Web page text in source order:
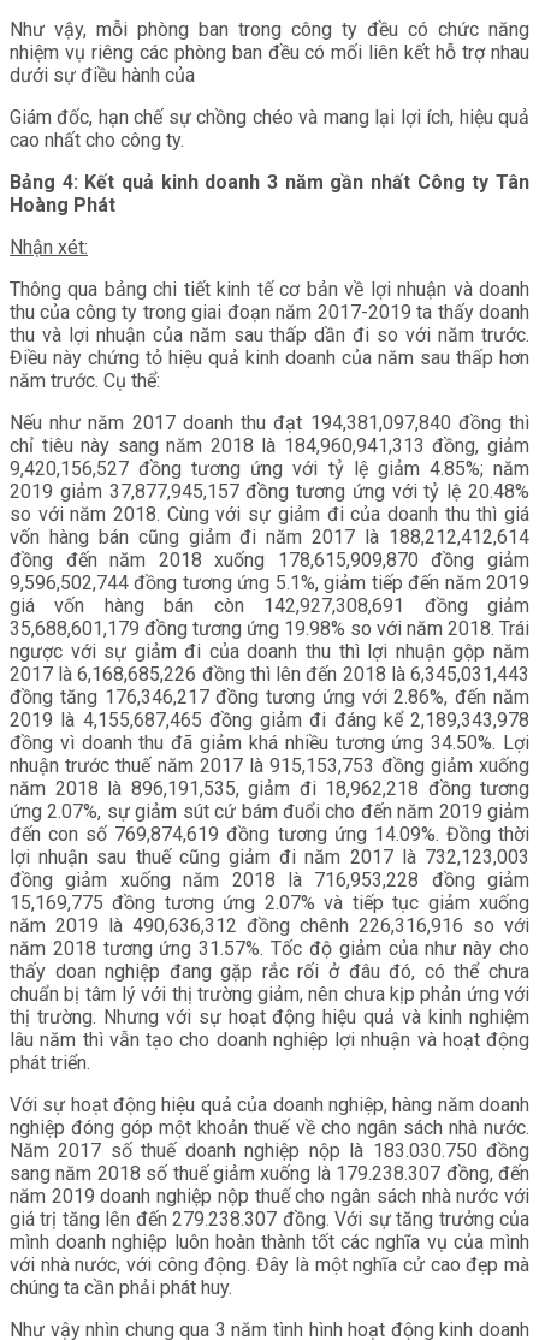
Như vậy, mỗi phòng ban trong công ty đều có chức năng
nhiệm vụ riêng các phòng ban đều có mối liên kết hỗ trợ nhau
dưới sự điều hành của
Giám đốc, hạn chế sự chồng chéo và mang lại lợi ích, hiệu quả
cao nhất cho công ty.
Bảng 4: Kết quả kinh doanh 3 năm gần nhất Công ty Tân
Hoàng Phát
Nhận xét:
Thông qua bảng chi tiết kinh tế cơ bản về lợi nhuận và doanh
thu của công ty trong giai đoạn năm 2017-2019 ta thấy doanh
thu và lợi nhuận của năm sau thấp dần đi so với năm trước.
Điều này chứng tỏ hiệu quả kinh doanh của năm sau thấp hơn
năm trước. Cụ thể:
Nếu như năm 2017 doanh thu đạt 194,381,097,840 đồng thì
chỉ tiêu này sang năm 2018 là 184,960,941,313 đồng, giảm
9,420,156,527 đồng tương ứng với tỷ lệ giảm 4.85%; năm
2019 giảm 37,877,945,157 đồng tương ứng với tỷ lệ 20.48%
so với năm 2018. Cùng với sự giảm đi của doanh thu thì giá
vốn hàng bán cũng giảm đi năm 2017 là 188,212,412,614
đồng đến năm 2018 xuống 178,615,909,870 đồng giảm
9,596,502,744 đồng tương ứng 5.1%, giảm tiếp đến năm 2019
giá vốn hàng bán còn 142,927,308,691 đồng giảm
35,688,601,179 đồng tương ứng 19.98% so với năm 2018. Trái
ngược với sự giảm đi của doanh thu thì lợi nhuận gộp năm
2017 là 6,168,685,226 đồng thì lên đến 2018 là 6,345,031,443
đồng tăng 176,346,217 đồng tương ứng với 2.86%, đến năm
2019 là 4,155,687,465 đồng giảm đi đáng kể 2,189,343,978
đồng vì doanh thu đã giảm khá nhiều tương ứng 34.50%. Lợi
nhuận trước thuế năm 2017 là 915,153,753 đồng giảm xuống
năm 2018 là 896,191,535, giảm đi 18,962,218 đồng tương
ứng 2.07%, sự giảm sút cứ bám đuổi cho đến năm 2019 giảm
đến con số 769,874,619 đồng tương ứng 14.09%. Đồng thời
lợi nhuận sau thuế cũng giảm đi năm 2017 là 732,123,003
đồng giảm xuống năm 2018 là 716,953,228 đồng giảm
15,169,775 đồng tương ứng 2.07% và tiếp tục giảm xuống
năm 2019 là 490,636,312 đồng chênh 226,316,916 so với
năm 2018 tương ứng 31.57%. Tốc độ giảm của như này cho
thấy doan nghiệp đang gặp rắc rối ở đâu đó, có thể chưa
chuẩn bị tâm lý với thị trường giảm, nên chưa kịp phản ứng với
thị trường. Nhưng với sự hoạt động hiệu quả và kinh nghiệm
lâu năm thì vẫn tạo cho doanh nghiệp lợi nhuận và hoạt động
phát triển.
Với sự hoạt động hiệu quả của doanh nghiệp, hàng năm doanh
nghiệp đóng góp một khoản thuế về cho ngân sách nhà nước.
Năm 2017 số thuế doanh nghiệp nộp là 183.030.750 đồng
sang năm 2018 số thuế giảm xuống là 179.238.307 đồng, đến
năm 2019 doanh nghiệp nộp thuế cho ngân sách nhà nước với
giá trị tăng lên đến 279.238.307 đồng. Với sự tăng trưởng của
mình doanh nghiệp luôn hoàn thành tốt các nghĩa vụ của mình
với nhà nước, với công động. Đây là một nghĩa cử cao đẹp mà
chúng ta cần phải phát huy.
Như vậy nhìn chung qua 3 năm tình hình hoạt động kinh doanh